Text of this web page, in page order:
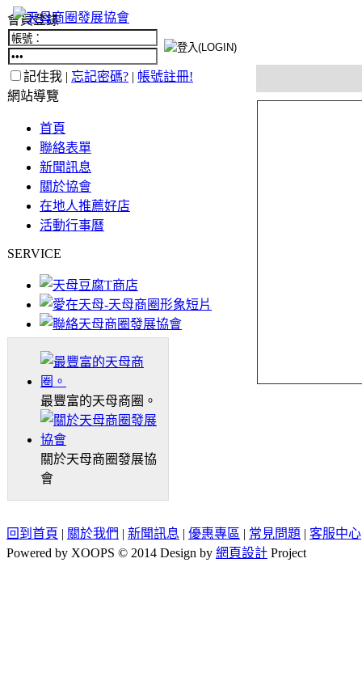
會員登錄
記住我 | 忘記密碼? | 帳號註冊!
網站導覽
首頁
聯絡表單
新聞訊息
關於協會
在地人推薦好店
活動行事曆
SERVICE
最豐富的天母商圈。
關於天母商圈發展協
會
回到首頁 | 關於我們 | 新聞訊息 | 優惠專區 | 常見問題 | 客服中心
Powered by XOOPS © 2014 Design by 網頁設計 Project